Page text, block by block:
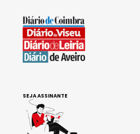
SEJA ASSINANTE